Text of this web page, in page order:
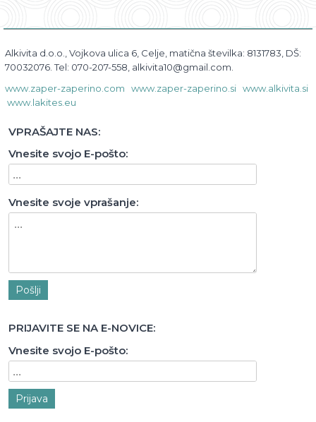
Alkivita d.o.o., Vojkova ulica 6, Celje, matična številka: 8131783, DŠ:
70032076. Tel: 070-207-558, alkivita10@gmail.com.
www.zaper-zaperino.com
www.zaper-zaperino.si www.alkivita.si
www.lakites.eu
VPRAŠAJTE NAS:
Vnesite svojo E-pošto:
Vnesite svoje vprašanje:
Pošlji
PRIJAVITE SE NA E-NOVICE:
Vnesite svojo E-pošto:
Prijava